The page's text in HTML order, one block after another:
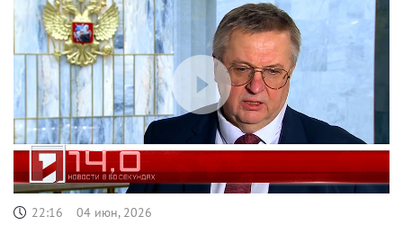
22:16 04 июн, 2026